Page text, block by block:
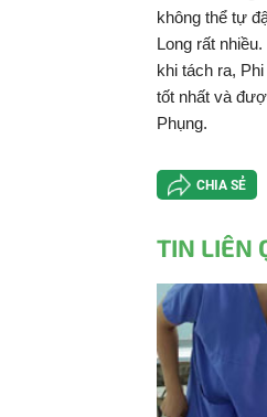
không thể tự
Long rất
khi tách ra,
tốt nhất và
Phụng.
CHIA SẺ
TIN LIÊN